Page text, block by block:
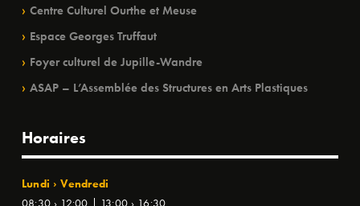
Centre Culturel Ourthe et Meuse
Espace Georges Truffaut
Foyer culturel de Jupille-Wandre
ASAP – L’Assemblée des Structures en Arts Plastiques
Horaires
Lundi › Vendredi
08:30 › 12:00 | 13:00 › 16:30